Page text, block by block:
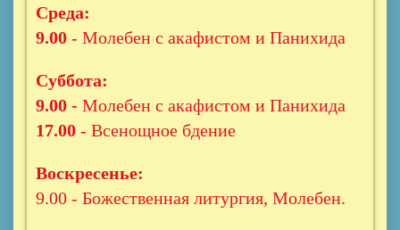
Среда:
9.00 - Молебен с акафистом и Панихида
Суббота:
9.00 - Молебен с акафистом и Панихида
17.00 - Всенощное бдение
Воскресенье:
9.00 - Божественная литургия, Молебен.